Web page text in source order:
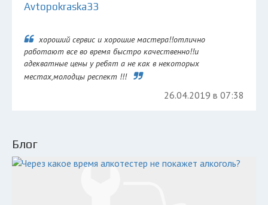
Avtopokraska33
хороший сервис и хорошие мастера!!отлично
работают все во время быстро качественно!!и
адекватные цены у ребят а не как в некоторых
местах,молодцы респект !!!
26.04.2019 в 07:38
Блог